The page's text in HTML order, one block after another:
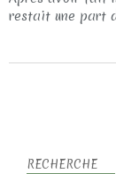
restait une part
RECHERCHE